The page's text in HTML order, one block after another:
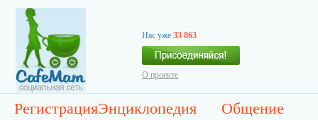
Нас уже 33 863
О проекте
РегистрацияЭнциклопедия Общение